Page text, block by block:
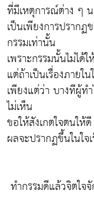
ที่มีเหตุการณ์ต่าง ๆ
เป็นเพียงการปราก
กรรมเท่านั้น
เพราะกรรมนั้นไม่ได้
แต่ถ้าเป็นเรื่องภาย
เพียงแต่ว่า บางทีผู้ท
ไม่เห็น
ขอให้สังเกตใจตนใ
ผลจะปรากฏขึ้นในใ
ทำกรรมดีแล้วจิตใจจั